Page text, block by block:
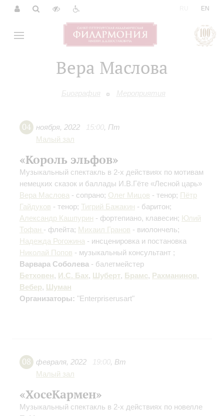
EN
Вера Маслова
Биография Мероприятия
04 ноября, 2022 15:00, Пт
Малый зал
«Король эльфов»
Музыкальный спектакль в 2-х действиях по мотивам
немецких сказок и баллады И.В.Гёте «Лесной царь»
Вера Маслова - сопрано; Олег Мицов - тенор; Пётр
Гайдуков - тенор; Тигрий Бажакин - баритон;
Александр Кашпурин - фортепиано, клавесин; Юлий
Тофан - флейта; Михаил Гранов - виолончель;
Надежда Рогожина - инсценировка и постановка
Николай Попов - музыкальный консультант ;
Варвара Соболева - балетмейстер
Бетховен, И.С. Бах, Шуберт, Брамс, Рахманинов,
Вебер, Шуман
Организаторы: "Enterpriserusart"
08 февраля, 2022 19:00, Вт
Малый зал
«ХосеКармен»
Музыкальный спектакль в 2-х действиях по новелле